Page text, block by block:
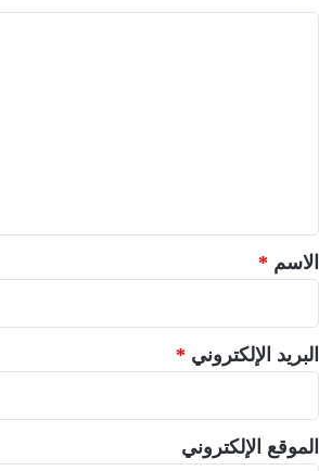
*الاسم *
البريد الإلكتروني *
الموقع الإلكتروني